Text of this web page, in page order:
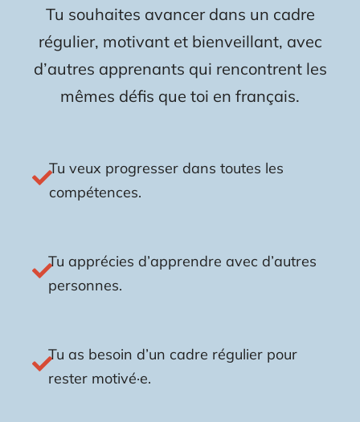
Tu souhaites avancer dans un cadre
régulier, motivant et bienveillant, avec
d’autres apprenants qui rencontrent les
mêmes défis que toi en français.
Tu veux progresser dans toutes les
compétences.
Tu apprécies d’apprendre avec d’autres
personnes.
Tu as besoin d’un cadre régulier pour
rester motivé·e.